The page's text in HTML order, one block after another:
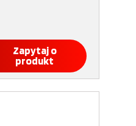
Zapytaj o
produkt